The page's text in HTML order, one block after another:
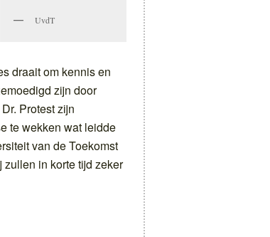
UvdT
draait om kennis en
zijn door
Protest zijn
te wekken wat leidde
van de Toekomst
in korte tijd zeker